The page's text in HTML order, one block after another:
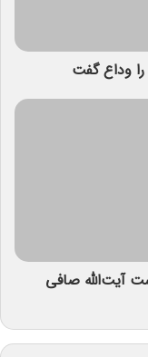
را وداع گفت
آیت‌الله صافی